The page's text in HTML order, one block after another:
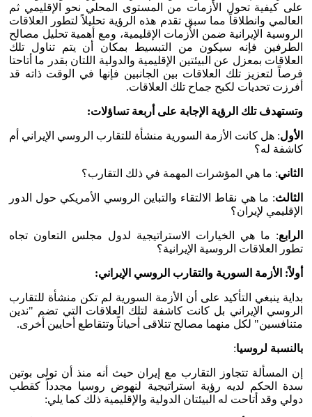
على كيفية تحول الأزمات من المستوى المحلي نحو الإقليمي ثم
العالمي وانطلاقاً مما سبق تقدم هذه الرؤية تحليلاً لتطور العلاقات
الروسية الإيرانية ضمن الأزمات الإقليمية، ومع أهمية تحليل مصالح
الطرفين فإنه سيكون من التبسيط بمكان أن يتم تناول تلك
العلاقات بمعزل عن البيئتين الإقليمية والدولية اللتان بقدر ما أتاحتا
فرصاً لتعزيز تلك العلاقات بين الجانبين فإنها في الوقت ذاته قد
أفرزت تحديات لكبح جماح تلك العلاقات.
وتستهدف تلك الرؤية الإجابة على أربعة تساؤلات:
الأول: هل كانت الأزمة السورية منشأة للتقارب الروسي الإيراني أم
كاشفة له؟
الثاني: ما هي المؤشرات المهمة في ذلك التقارب؟
الثالث: ما هي نقاط الالتقاء والتباين الروسي الأمريكي حول الدور
الإقليمي لإيران؟
الرابع: ما هي الخيارات الاستراتيجية لدول مجلس التعاون تجاه
تطور العلاقات الروسية الإيرانية؟
أولاً: الأزمة السورية والتقارب الروسي الإيراني:
بداية ينبغي التأكيد على أن الأزمة السورية لم تكن منشأة للتقارب
الروسي الإيراني بل كانت كاشفة لتلك العلاقات التي تضم "ندين
متنافسين" لكل منهما مصالح تتلاقى أحياناً وتتقاطع أحايين أخرى.
بالنسبة لروسيا:
إن المسألة تتجاوز التقارب مع إيران حيث أنه منذ أن تولى بوتين
سدة الحكم لديه رؤية استراتيجية لنهوض روسيا مجدداً كقطب
دولي وقد أتاحت له البيئتان الدولية والإقليمية ذلك كما يلي: